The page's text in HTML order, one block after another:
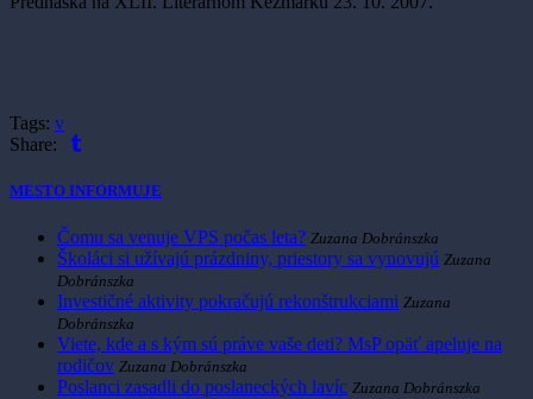
Tags: v
Share:
MESTO INFORMUJE
Čomu sa venuje VPS počas leta? Zuzana Dobránszka
Školáci si užívajú prázdniny, priestory sa vynovujú Zuzana
Dobránszka
Investičné aktivity pokračujú rekonštrukciami Zuzana
Dobránszka
Viete, kde a s kým sú práve vaše deti? MsP opäť apeluje na
rodičov Zuzana Dobránszka
Poslanci zasadli do poslaneckých lavíc Zuzana Dobránszka